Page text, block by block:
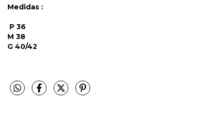
Medidas :
P 36
M 38
G 40/42